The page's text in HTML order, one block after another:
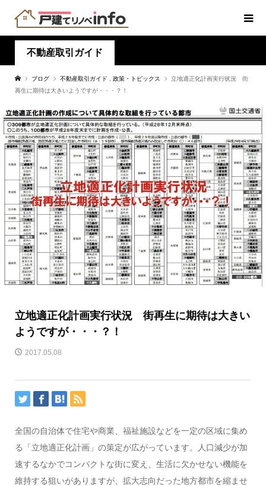
不動産取引ガイド
ブログ 不動産取引ガイド 政策・トピックス
立地適正化計画実行状況 街
再生に期待は大きいようですが・・・？！
立地適正化計画実行状況 街再生に期待は大きい
ようですが・・・？！
2017.05.08
全国の自治体で住宅や商業、福祉施設などを一定の区域に集め
る「立地適正化計画」の策定が広がっています。人口減少が加
速するなかでコンパクトな街に変え、生活に欠かせない機能を
維持する狙いがありますが、拡大志向だった地方都市を縮ませ